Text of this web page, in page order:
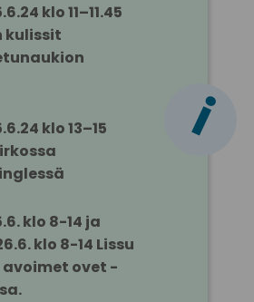
klo 11–11.45
kulissit
klo 13–15
klo 8-14 ja
klo 8-14 Lissu
avoimet ovet -
i